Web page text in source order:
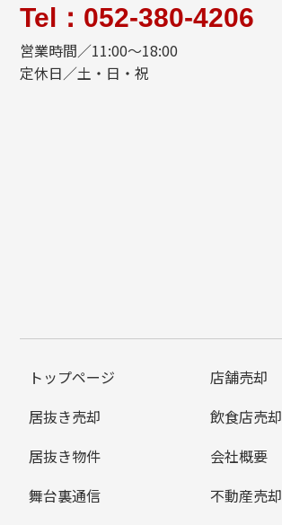
Tel：052-380-4206
営業時間／11:00〜18:00
定休日／土・日・祝
トップページ
店舗売却
居抜き売却
飲食店売却
居抜き物件
会社概要
舞台裏通信
不動産売却